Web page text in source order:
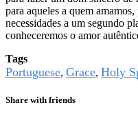
para aqueles a quem
necessidades a um segundo
conheceremos o amor
Tags
Portuguese, Grace, Holy
Share with friends